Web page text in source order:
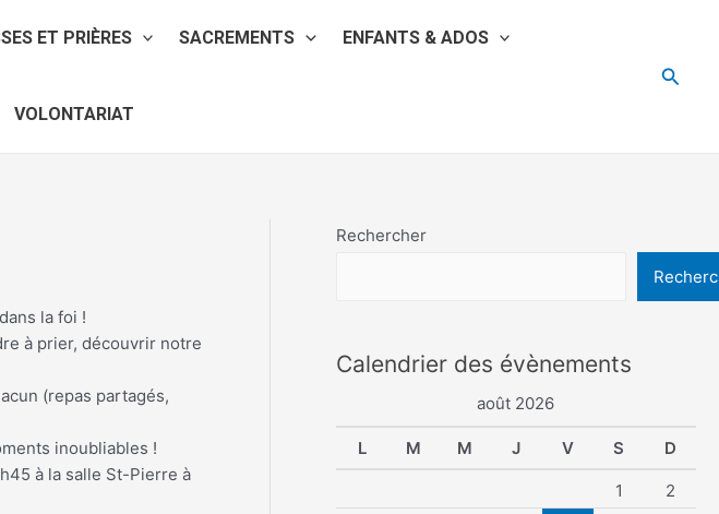
ET PRIÈRES SACREMENTS ENFANTS & ADOS
VOLONTARIAT
la foi !
à prier, découvrir notre
(repas partagés,
inoubliables !
à la salle St-Pierre à
Rechercher
Calendrier des évènements
août 2026
L M M J V S D
1
2